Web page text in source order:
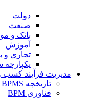
دولت
صنعت
بانک و
آموزش
تجاری و
یکپارچه
مدیریت فرآیند کسب
تاریخچه BPMS
فناوری BPM